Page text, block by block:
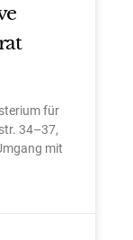
für
34–37,
mit